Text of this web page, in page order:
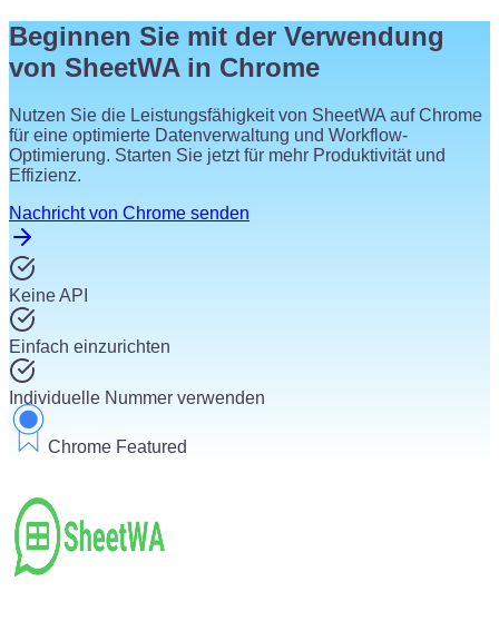
Beginnen Sie mit der Verwendung
von SheetWA in Chrome
Nutzen Sie die Leistungsfähigkeit von SheetWA auf Chrome
für eine optimierte Datenverwaltung und Workflow-
Optimierung. Starten Sie jetzt für mehr Produktivität und
Effizienz.
Nachricht von Chrome senden
Keine API
Einfach einzurichten
Individuelle Nummer verwenden
Chrome Featured